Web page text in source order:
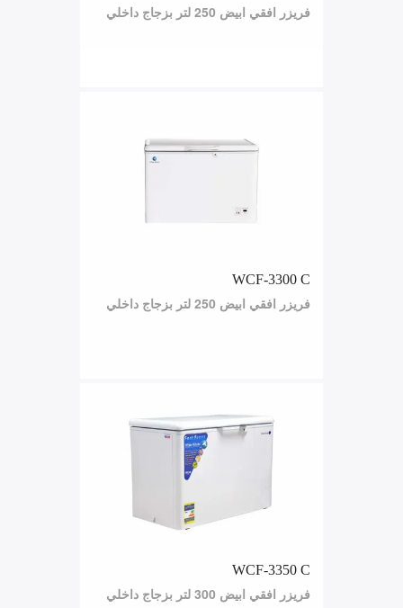
فريزر افقي ابيض 250 لتر بزجاج داخلي
WCF-3300 C
فريزر افقي ابيض 250 لتر بزجاج داخلي
WCF-3350 C
فريزر افقي ابيض 300 لتر بزجاج داخلي